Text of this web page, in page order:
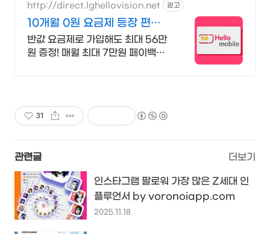
http://direct.lghellovision.net 광고
10개월 0원 요금제 등장 편의
점 유심, 이심 즉시개통
반값 요금제로 가입해도 최대 56만
원 증정! 매월 최대 7만원 페이백까
31
관련글 더보기
인스타그램 팔로워 가장 많은 Z세대 인
플루언서 by voronoiapp.com
2025.11.18